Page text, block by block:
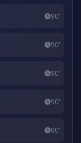
90'
90'
90'
90'
90'